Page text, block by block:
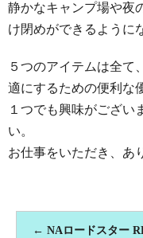
静かなキャンプ場や夜
け閉めができるように
５つのアイテムは全て
適にするための便利な
１つでも興味がござい
い。
お仕事をいただき、あ
← NAロードスター